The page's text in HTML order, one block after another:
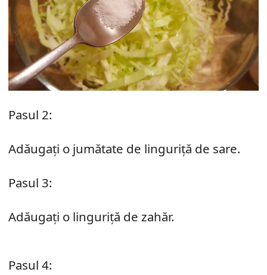
Pasul 2:
Adăugați o jumătate de linguriță de sare.
Pasul 3:
Adăugați o linguriță de zahăr.
Pasul 4: